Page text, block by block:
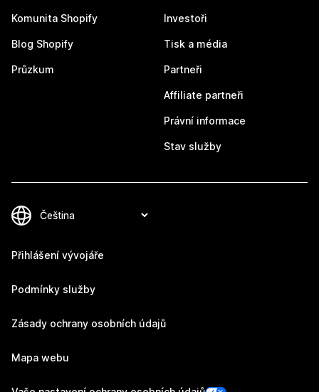
Komunita Shopify
Blog Shopify
Průzkum
Investoři
Tisk a média
Partneři
Affiliate partneři
Právní informace
Stav služby
Přihlášení vývojáře
Podmínky služby
Zásady ochrany osobních údajů
Mapa webu